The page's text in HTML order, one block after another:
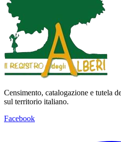
Censimento, catalogazione e tutela
sul territorio italiano.
Facebook